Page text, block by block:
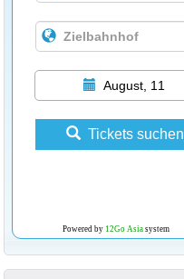
August, 11
Tickets suchen
Powered by 12Go Asiasystem